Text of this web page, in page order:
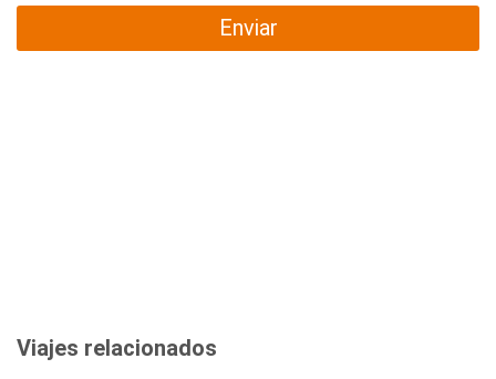
Enviar
Viajes relacionados